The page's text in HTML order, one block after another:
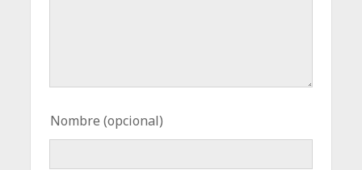
Nombre (opcional)